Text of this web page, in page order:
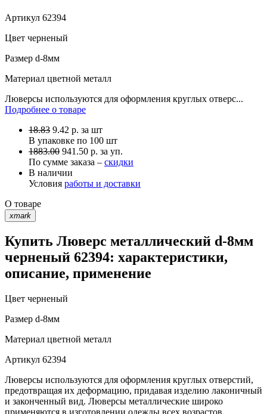
Артикул 62394
Цвет черненый
Размер d-8мм
Материал цветной металл
Люверсы используются для оформления круглых отверс...
Подробнее о товаре
18.83 9.42 р. за шт
В упаковке по 100 шт
1883.00 941.50 р. за уп.
По сумме заказа – скидки
В наличии
Условия работы и доставки
О товаре
xmark
Купить Люверс металлический d-8мм
черненый 62394: характеристики,
описание, применение
Цвет черненый
Размер d-8мм
Материал цветной металл
Артикул 62394
Люверсы используются для оформления круглых отверстий,
предотвращая их деформацию, придавая изделию лаконичный
и законченный вид. Люверсы металлические широко